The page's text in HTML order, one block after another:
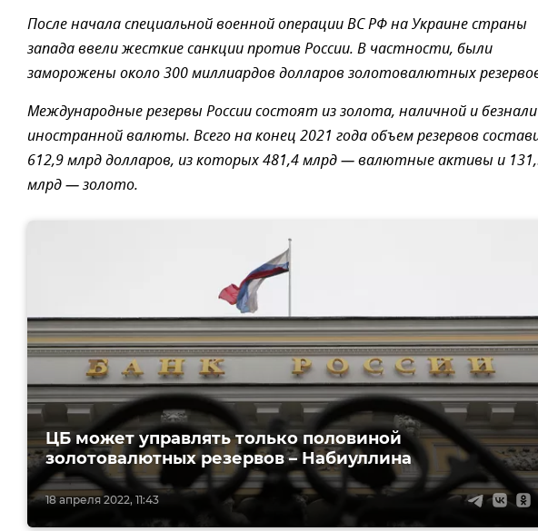
После начала специальной военной операции ВС РФ на Украине страны
запада ввели жесткие санкции против России. В частности, были
заморожены около 300 миллиардов долларов золотовалютных
Международные резервы России состоят из золота, наличной и
иностранной валюты. Всего на конец 2021 года объем резервов
612,9 млрд долларов, из которых 481,4 млрд — валютные активы и
млрд — золото.
18 апреля 2022, 11:43
ЦБ может управлять только половиной
золотовалютных резервов – Набиуллина